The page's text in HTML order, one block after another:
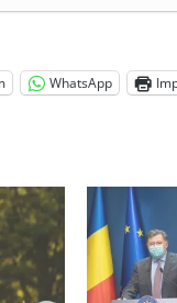
despre
Națiunea - 21
efecte. Bustul
WhatsApp